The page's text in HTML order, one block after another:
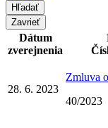
Zavrieť
Dátum
zverejnenia
28. 6. 2023
Zmluva
40/2023